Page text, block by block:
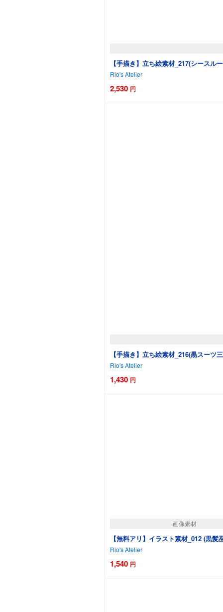
【手描き】立ち絵素材_217(シース
Rio's Atelier
2,530 円
【手描き】立ち絵素材_216(黒スー
Rio's Atelier
1,430 円
画像素材
【無料アリ】イラスト素材_012 (黒髪
Rio's Atelier
1,540 円